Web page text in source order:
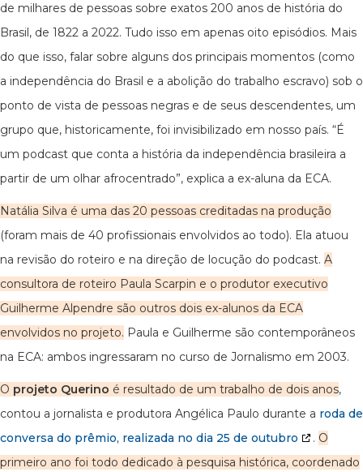
de milhares de pessoas sobre exatos 200 anos de história do
Brasil, de 1822 a 2022. Tudo isso em apenas oito episódios. Mais
do que isso, falar sobre alguns dos principais momentos (como
a independência do Brasil e a abolição do trabalho escravo) sob o
ponto de vista de pessoas negras e de seus descendentes, um
grupo que, historicamente, foi invisibilizado em nosso país. “É
um podcast que conta a história da independência brasileira a
partir de um olhar afrocentrado”, explica a ex-aluna da ECA.
Natália Silva é uma das 20 pessoas creditadas na produção
(foram mais de 40 profissionais envolvidos ao todo). Ela atuou
na revisão do roteiro e na direção de locução do podcast. A
consultora de roteiro Paula Scarpin e o produtor executivo
Guilherme Alpendre são outros dois ex-alunos da ECA
envolvidos no projeto. Paula e Guilherme são contemporâneos
na ECA: ambos ingressaram no curso de Jornalismo em 2003.
O projeto Querino é resultado de um trabalho de dois anos,
contou a jornalista e produtora Angélica Paulo durante a roda de
conversa do prêmio, realizada no dia 25 de outubro
. O
primeiro ano foi todo dedicado à pesquisa histórica, coordenado